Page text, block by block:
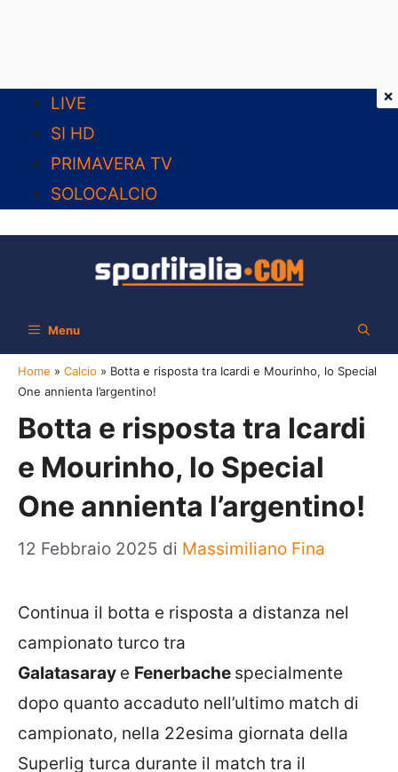
contenuto
LIVE
SI HD
PRIMAVERA TV
SOLOCALCIO
Menu
Home » Calcio » Botta e risposta tra Icardi e Mourinho, lo Special
One annienta l’argentino!
Botta e risposta tra Icardi
e Mourinho, lo Special
One annienta l’argentino!
12 Febbraio 2025 di Massimiliano Fina
Continua il botta e risposta a distanza nel
campionato turco tra
Galatasaray e Fenerbache specialmente
dopo quanto accaduto nell’ultimo match di
campionato, nella 22esima giornata della
Superlig turca durante il match tra il
×